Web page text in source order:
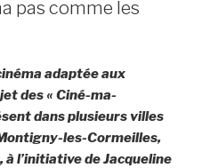
pas comme les
adaptée aux
des « Ciné-ma-
dans plusieurs villes
les-Cormeilles,
à l’initiative de Jacqueline